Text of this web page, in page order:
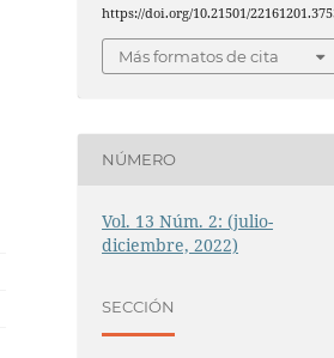
https://doi.org/10.21501/
Más formatos de cita
NÚMERO
Vol. 13 Núm. 2: (julio-
diciembre, 2022)
SECCIÓN